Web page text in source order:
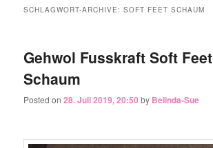
SCHLAGWORT-ARCHIVE:SOFT FEET SCHAUM
Gehwol Fusskraft Soft Feet
Schaum
Posted on28. Juli 2019, 20:50 by Belinda-Sue